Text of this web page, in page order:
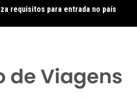
requisitos para entrada no país
de Alterações e Reembolsos